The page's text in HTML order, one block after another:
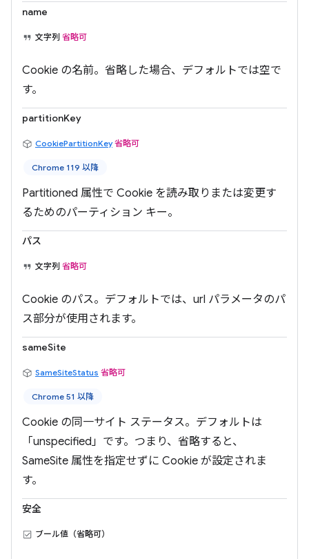
name
文字列 省略可
Cookie の名前。省略した場合、デフォルトでは空で
す。
partitionKey
CookiePartitionKey 省略可
Chrome 119 以降
Partitioned 属性で Cookie を読み取りまたは変更す
るためのパーティション キー。
パス
文字列 省略可
Cookie のパス。デフォルトでは、url パラメータのパ
ス部分が使用されます。
sameSite
SameSiteStatus 省略可
Chrome 51 以降
Cookie の同一サイト ステータス。デフォルトは
「unspecified」です。つまり、省略すると、
SameSite 属性を指定せずに Cookie が設定されま
す。
安全
ブール値（省略可）